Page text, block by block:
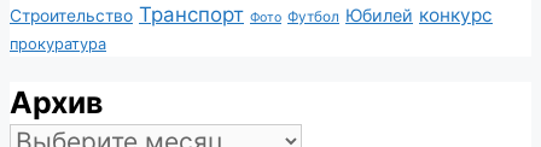
Строительство Транспорт Фото Футбол Юбилей конкурс
прокуратура
Архив
Архив